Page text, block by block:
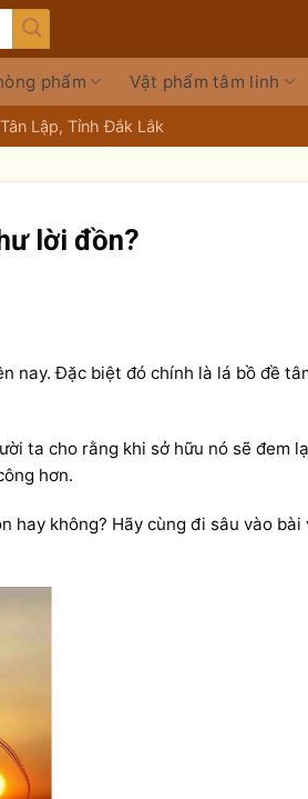
phẩm Vật phẩm tâm linh
Lập, Tỉnh Đắk Lắk
lời đồn?
nay. Đặc biệt đó chính là lá bồ đề
ta cho rằng khi sở hữu nó sẽ đem
hơn.
hay không? Hãy cùng đi sâu vào bài